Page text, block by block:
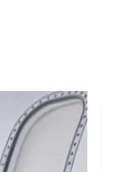
Facebook